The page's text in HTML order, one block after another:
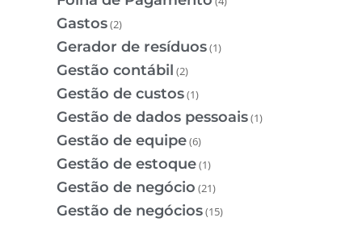
Gastos(2)
Gerador de resíduos(1)
Gestão contábil (2)
Gestão de custos(1)
Gestão de dados pessoais(1)
Gestão de equipe(6)
Gestão de estoque(1)
Gestão de negócio (21)
Gestão de negócios(15)